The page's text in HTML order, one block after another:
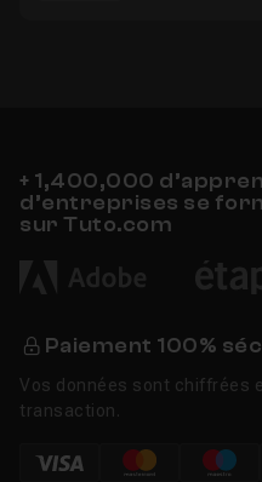
+ 1,400,000
d’entreprises se
sur Tuto.com
Paiement 100%
Vos données sont chiffrées
transaction.